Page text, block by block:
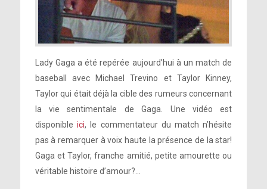
Lady Gaga a été repérée aujourd’hui à un match de
baseball avec Michael Trevino et Taylor Kinney,
Taylor qui était déjà la cible des rumeurs concernant
la vie sentimentale de Gaga. Une vidéo est
disponible ici, le commentateur du match n’hésite
pas à remarquer à voix haute la présence de la star!
Gaga et Taylor, franche amitié, petite amourette ou
véritable histoire d’amour?…